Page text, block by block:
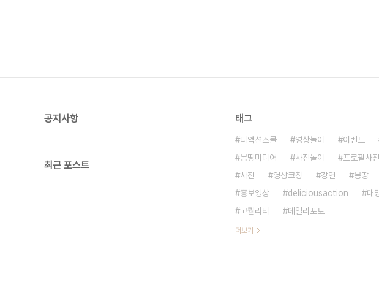
공지사항
최근 포스트
태그
디액션스쿨 영상놀이 이벤트
몽땅미디어
사진놀이 프로필사진
사진
영상코칭 강연 몽땅
홍보영상
deliciousaction 대
고퀄리티
데일리포토
더보기